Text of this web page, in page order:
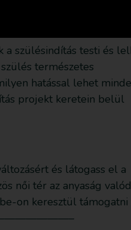
a szülésindítás testi és
természetes
hatással lehet
projekt keretein belül
és látogass el a
női tér az anyaság
on keresztül támogatni